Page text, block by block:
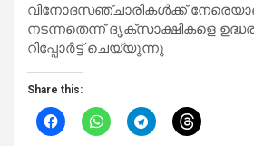
വിനോദസഞ്ചാരികള്‍ക്ക്
നടന്നതെന്ന് ദൃക്‌സാക്ഷികളെ
റിപ്പോര്‍ട്ട് ചെയ്യുന്നു
Share this: